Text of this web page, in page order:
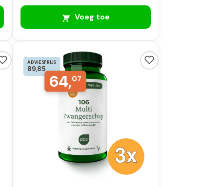
Voeg toe
ADVIESPRIJS
89,85
64,07